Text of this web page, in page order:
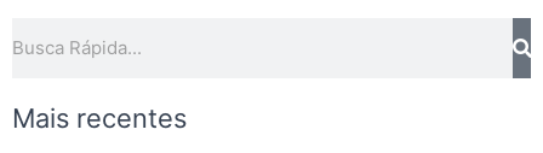
Mais recentes